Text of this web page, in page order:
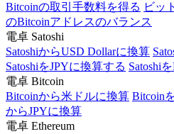
Bitcoinの取引手数料を得る ビッ
のBitcoinアドレスのバランス
電卓 Satoshi
SatoshiからUSD Dollarに換算
SatoshiをJPYに換算する Satoshi
電卓 Bitcoin
Bitcoinから米ドルに換算 Bitcoin
からJPYに換算
電卓 Ethereum